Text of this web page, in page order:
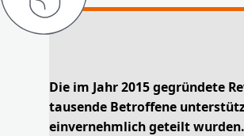
Die im Jahr 2015 gegründete
tausende Betroffene
einvernehmlich geteilt wurden.